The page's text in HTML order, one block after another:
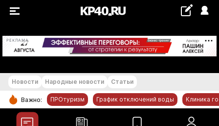
РЕКЛАМА +22...+23 °С
РУБРИКИ
Новости Народные новости Статьи
Важно: ПРОтуризм График отключений воды Клиника